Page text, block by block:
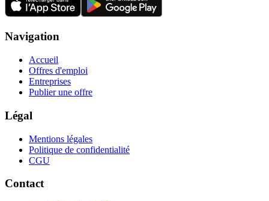
Navigation
Accueil
Offres d'emploi
Entreprises
Publier une offre
Légal
Mentions légales
Politique de confidentialité
CGU
Contact